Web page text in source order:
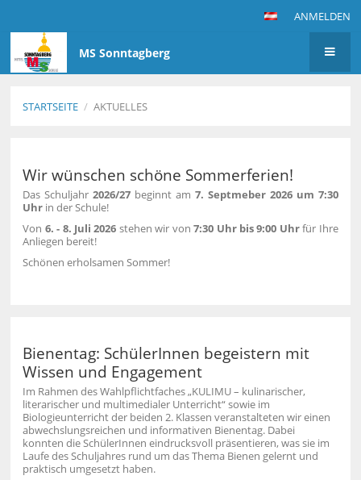
ANMELDEN
MS Sonntagberg
STARTSEITE / AKTUELLES
Wir wünschen schöne Sommerferien!
Das Schuljahr2026/27 beginnt am 7. Septmeber 2026 um 7:30
Uhr in der Schule!
Von 6. - 8. Juli 2026 stehen wir von7:30 Uhr bis 9:00 Uhrfür Ihre
Anliegen bereit!
Schönen erholsamen Sommer!
Bienentag: SchülerInnen begeistern mit
Wissen und Engagement
Im Rahmen des Wahlpflichtfaches „KULIMU – kulinarischer,
literarischer und multimedialer Unterricht“ sowie im
Biologieunterricht der beiden 2. Klassen veranstalteten wir einen
abwechslungsreichen und informativen Bienentag. Dabei
konnten die SchülerInnen eindrucksvoll präsentieren, was sie im
Laufe des Schuljahres rund um das Thema Bienen gelernt und
praktisch umgesetzt haben.